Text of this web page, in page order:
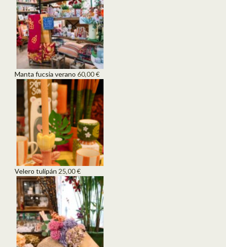
Manta fucsia verano 60,00€
Velero tulipán 25,00€